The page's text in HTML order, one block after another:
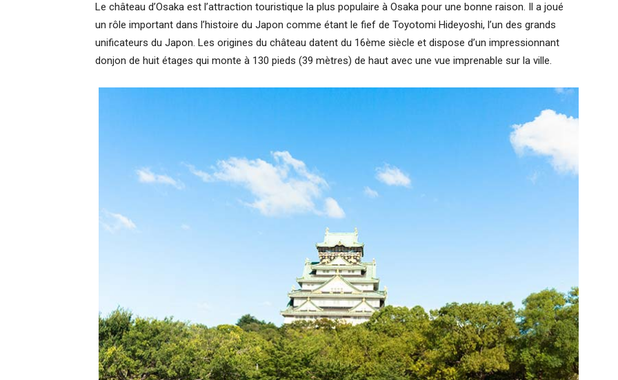
Le château d’Osaka est l’attraction touristique la plus populaire à Osaka pour une bonne raison. Il a joué
un rôle important dans l’histoire du Japon comme étant le fief de Toyotomi Hideyoshi, l’un des grands
unificateurs du Japon. Les origines du château datent du 16ème siècle et dispose d’un impressionnant
donjon de huit étages qui monte à 130 pieds (39 mètres) de haut avec une vue imprenable sur la ville.